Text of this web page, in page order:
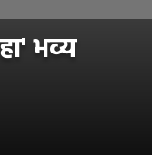
भव्य